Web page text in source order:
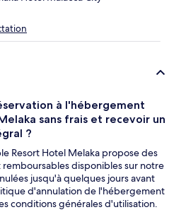
à l'hébergement
sans frais et recevoir un
?
Resort Hotel Melaka propose des
disponibles sur notre
jusqu'à quelques jours avant
d'annulation de l'hébergement
conditions générales d'utilisation.